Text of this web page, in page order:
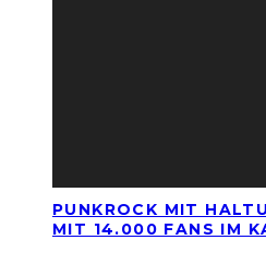
PUNKROCK MIT
MIT 14.000 FANS IM